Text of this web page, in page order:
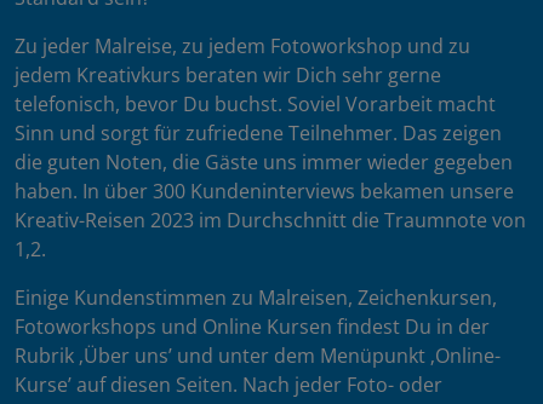
Zu jeder Malreise, zu jedem Fotoworkshop und zu
jedem Kreativkurs beraten wir Dich sehr gerne
telefonisch, bevor Du buchst. Soviel Vorarbeit macht
Sinn und sorgt für zufriedene Teilnehmer. Das zeigen
die guten Noten, die Gäste uns immer wieder gegeben
haben. In über 300 Kundeninterviews bekamen unsere
Kreativ-Reisen 2023 im Durchschnitt die Traumnote von
1,2.
Einige Kundenstimmen zu Malreisen, Zeichenkursen,
Fotoworkshops und Online Kursen findest Du in der
Rubrik ‚Über uns’ und unter dem Menüpunkt ‚Online-
Kurse’ auf diesen Seiten. Nach jeder Foto- oder